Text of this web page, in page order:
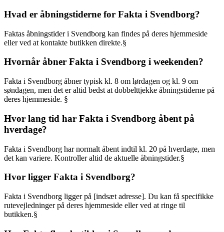
Hvad er åbningstiderne for Fakta i Svendborg?
Faktas åbningstider i Svendborg kan findes på deres hjemmeside
eller ved at kontakte butikken direkte.§
Hvornår åbner Fakta i Svendborg i weekenden?
Fakta i Svendborg åbner typisk kl. 8 om lørdagen og kl. 9 om
søndagen, men det er altid bedst at dobbelttjekke åbningstiderne på
deres hjemmeside. §
Hvor lang tid har Fakta i Svendborg åbent på
hverdage?
Fakta i Svendborg har normalt åbent indtil kl. 20 på hverdage, men
det kan variere. Kontroller altid de aktuelle åbningstider.§
Hvor ligger Fakta i Svendborg?
Fakta i Svendborg ligger på [indsæt adresse]. Du kan få specifikke
rutevejledninger på deres hjemmeside eller ved at ringe til
butikken.§